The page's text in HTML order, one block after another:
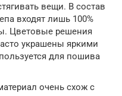
вещи. В состав
входят лишь 100%
Цветовые решения
украшены яркими
для пошива
очень схож с